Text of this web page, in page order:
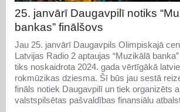
25. janvārī Daugavpilī notiks
bankas” finālšovs
Jau 25. janvārī Daugavpils Olimpiskajā
Latvijas Radio 2 aptaujas “Muzikālā
tiks noskaidrota 2024. gada vērtīgākā
rokmūzikas dziesma. Šī būs jau sestā
fināls notiek Daugavpilī un tiek organizēts
valstspilsētas pašvaldības finansiālu